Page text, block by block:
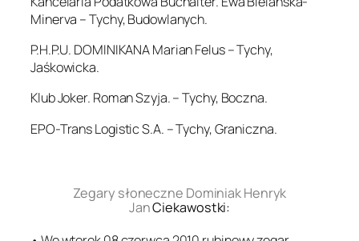
Minerva – Tychy, Budowlanych.
P.H.P.U. DOMINIKANA Marian Felus – Tychy,
Jaśkowicka.
Klub Joker. Roman Szyja. – Tychy, Boczna.
EPO-Trans Logistic S.A. – Tychy, Graniczna.
Zegary słoneczne Dominiak Henryk
JanCiekawostki: